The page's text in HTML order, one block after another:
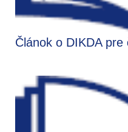
Článok o DIKDA